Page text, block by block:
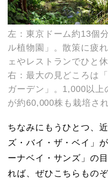
左：東京ドーム約13個
ル植物園」。散策に疲
ェやレストランでひと休
右：最大の見どころは
ガーデン」。1,000以
が約60,000株も栽培さ
ちなみにもうひとつ、
ズ・バイ・ザ・ベイ」
ーナベイ・サンズ」の
れば、ぜひこちらもの